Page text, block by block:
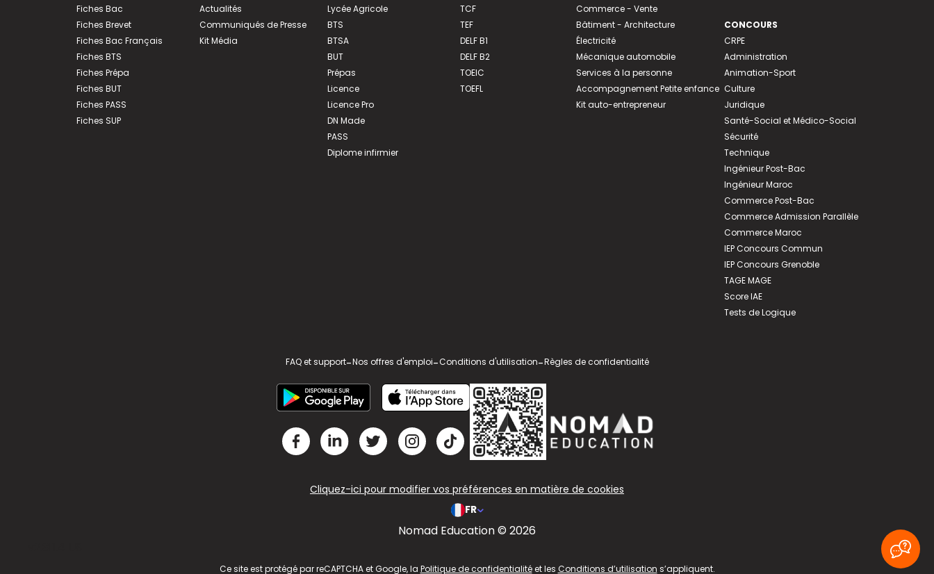
Fiches Bac
Fiches Brevet
Fiches Bac Français
Fiches BTS
Fiches Prépa
Fiches BUT
Fiches PASS
Fiches SUP
Actualités
Communiqués de Presse
Kit Média
Lycée Agricole
BTS
BTSA
BUT
Prépas
Licence
Licence Pro
DN Made
PASS
Diplome infirmier
TCF
TEF
DELF B1
DELF B2
TOEIC
TOEFL
Commerce - Vente
Bâtiment - Architecture
Électricité
Mécanique automobile
Services à la personne
Accompagnement Petite enfance
Kit auto-entrepreneur
CONCOURS
CRPE
Administration
Animation-Sport
Culture
Juridique
Santé-Social et Médico-Social
Sécurité
Technique
Ingénieur Post-Bac
Ingénieur Maroc
Commerce Post-Bac
Commerce Admission Parallèle
Commerce Maroc
IEP Concours Commun
IEP Concours Grenoble
TAGE MAGE
Score IAE
Tests de Logique
FAQ et support-Nos offres d'emploi-Conditions d'utilisation-Règles de confidentialité
Cliquez-ici pour modifier vos préférences en matière de cookies
FR
Nomad Education © 2026
Ce site est protégé par reCAPTCHA et Google, la Politique de confidentialitéet les Conditions d’utilisation s’appliquent.